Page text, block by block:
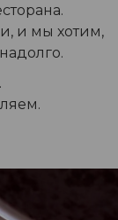
и мы хотим,